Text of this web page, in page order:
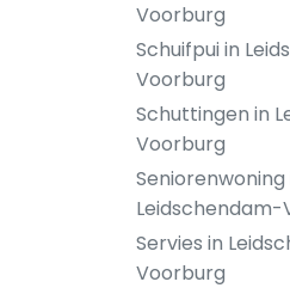
Voorburg
Schuifpui in
Voorburg
Schuttingen in
Voorburg
Seniorenwoning
Leidschendam-
Servies in
Voorburg